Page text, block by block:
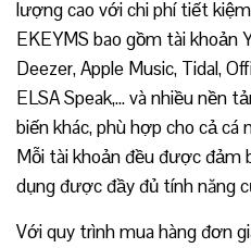
lượng cao với chi phí tiết
EKEYMS bao gồm tài khoản
Deezer, Apple Music, Tidal,
ELSA Speak,… và nhiều nền
biến khác, phù hợp cho cả cá
Mỗi tài khoản đều được đảm
dụng được đầy đủ tính năng
Với quy trình mua hàng đơn